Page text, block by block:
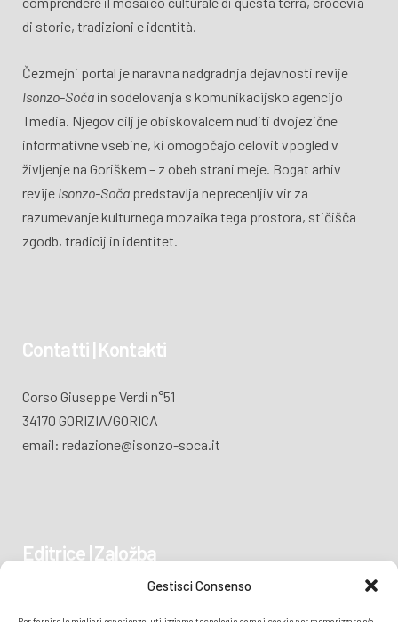
Gestisci Consenso
di storie, tradizioni e identità.
Čezmejni portal je naravna nadgradnja dejavnosti revije
Isonzo-Soča in sodelovanja s komunikacijsko agencijo
Tmedia. Njegov cilj je obiskovalcem nuditi dvojezične
informativne vsebine, ki omogočajo celovit vpogled v
življenje na Goriškem – z obeh strani meje. Bogat arhiv
revije Isonzo-Soča predstavlja neprecenljiv vir za
razumevanje kulturnega mozaika tega prostora, stičišča
zgodb, tradicij in identitet.
Contatti | Kontakti
Corso Giuseppe Verdi n°51
34170 GORIZIA/GORICA
email: redazione@isonzo-soca.it
Editrice | Založba